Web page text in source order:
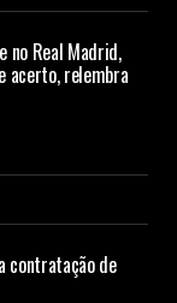
no Real Madrid,
acerto, relembra
contratação de